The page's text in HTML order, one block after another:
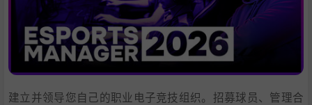
支持作者
.学习
建立并领导您自己的职业电子竞技组织。招募球员、管理合